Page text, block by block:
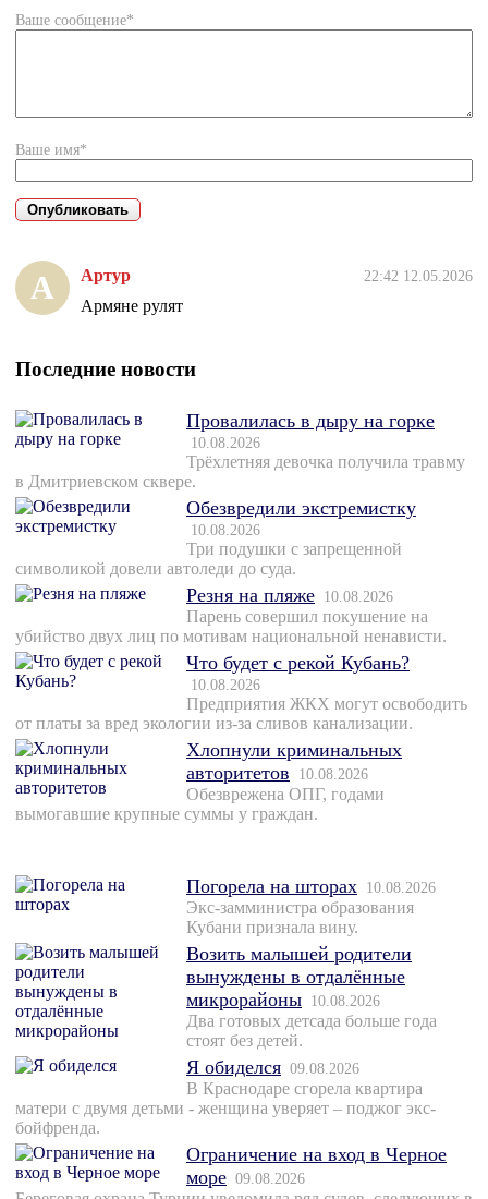
Ваше сообщение*
Ваше имя*
А Артур 22:42 12.05.2026
Армяне рулят
Последние новости
Провалилась в дыру на горке
10.08.2026
Трёхлетняя девочка получила травму
в Дмитриевском сквере.
Обезвредили экстремистку
10.08.2026
Три подушки с запрещенной
символикой довели автоледи до суда.
Резня на пляже 10.08.2026
Парень совершил покушение на
убийство двух лиц по мотивам национальной ненависти.
Что будет с рекой Кубань?
10.08.2026
Предприятия ЖКХ могут освободить
от платы за вред экологии из-за сливов канализации.
Хлопнули криминальных
авторитетов
10.08.2026
Обезврежена ОПГ, годами
вымогавшие крупные суммы у граждан.
Погорела на шторах 10.08.2026
Экс-замминистра образования
Кубани признала вину.
Возить малышей родители
вынуждены в отдалённые
микрорайоны 10.08.2026
Два готовых детсада больше года
стоят без детей.
Я обиделся 09.08.2026
В Краснодаре сгорела квартира
матери с двумя детьми - женщина уверяет – поджог экс-
бойфренда.
Ограничение на вход в Черное
море 09.08.2026